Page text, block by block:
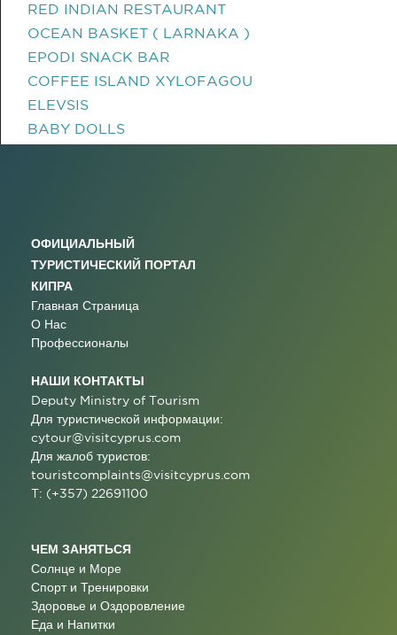
RED INDIAN RESTAURANT
OCEAN BASKET ( LARNAKA )
EPODI SNACK BAR
COFFEE ISLAND XYLOFAGOU
ELEVSIS
BABY DOLLS
ОФИЦИАЛЬНЫЙ
ТУРИСТИЧЕСКИЙ ПОРТАЛ
КИПРА
Главная Страница
О Нас
Профессионалы
НАШИ КОНТАКТЫ
Deputy Ministry of Tourism
Для туристической информации:
cytour@visitcyprus.com
Для жалоб туристов:
touristcomplaints@visitcyprus.com
T: (+357) 22691100
ЧЕМ ЗАНЯТЬСЯ
Солнце и Море
Спорт и Тренировки
Здоровье и Оздоровление
Еда и Напитки